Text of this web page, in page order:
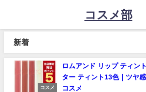
コスメ部
新着
コスメ
ロムアンド リップ ティン
ター ティント13色｜ツヤ
コスメ